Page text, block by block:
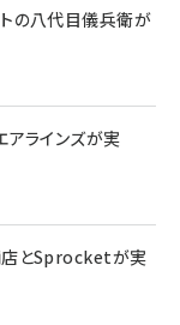
の八代目儀兵衛が
アラインズが実
店とSprocketが実